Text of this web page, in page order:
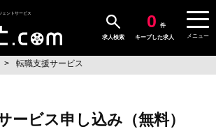
ェントサービス
求人検索
0
件
キープした求人
メニュー
転職支援サービス
ービス申し込み（無料）